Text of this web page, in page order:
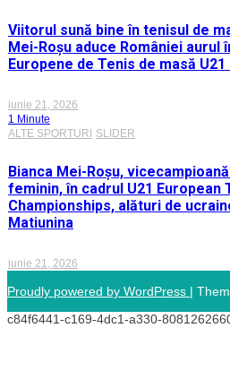
Viitorul sună bine în tenisul de
Mei-Roșu aduce României aurul
Europene de Tenis de masă
iunie 21, 2026
1 Minute
ALTE SPORTURI SLIDER
Bianca Mei-Roșu,
feminin, în cadrul U21 European
Championships, alături de
Matiunina
iunie 21, 2026
Proudly powered by WordPress |
c84f6441-c169-4dc1-a330-